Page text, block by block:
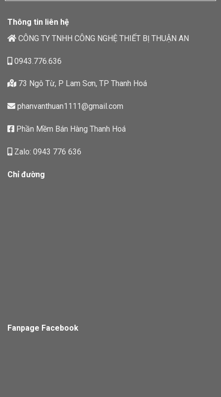
Thông tin liên hệ
CÔNG TY TNHH CÔNG NGHỆ THIẾT BỊ THUẬN AN
0943.776.636
73 Ngô Từ, P Lam Sơn, TP Thanh Hoá
phanvanthuan1111@gmail.com
Phần Mềm Bán Hàng Thanh Hoá
Zalo: 0943 776 636
Chỉ đường
Fanpage Facebook